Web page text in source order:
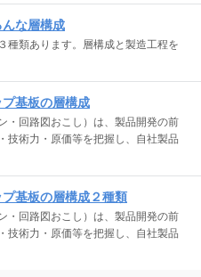
な層構成
種類あります。層構成と製造工程を
基板の層構成
・回路図おこし）は、製品開発の前
技術力・原価等を把握し、自社製品
基板の層構成２種類
・回路図おこし）は、製品開発の前
技術力・原価等を把握し、自社製品